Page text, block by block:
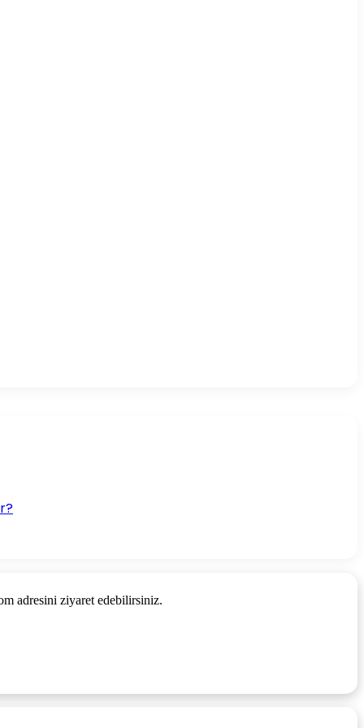
adresini ziyaret edebilirsiniz.